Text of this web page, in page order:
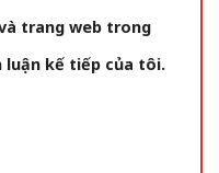
trang web trong
luận kế tiếp của tôi.